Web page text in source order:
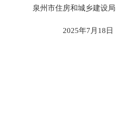
泉州市住房和城乡建设局
2025年7月18日